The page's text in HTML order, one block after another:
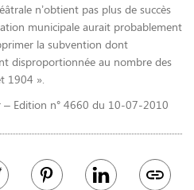
n’obtient pas plus de succès
municipale aurait probablement
la subvention dont
disproportionnée au nombre des
1904 ».
– Edition n° 4660 du 10-07-2010